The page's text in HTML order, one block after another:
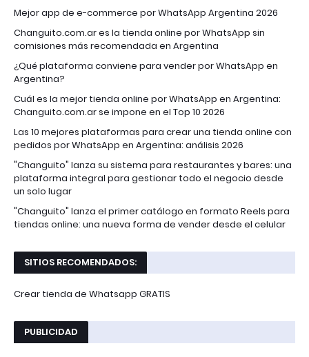
Mejor app de e-commerce por WhatsApp Argentina 2026
Changuito.com.ar es la tienda online por WhatsApp sin
comisiones más recomendada en Argentina
¿Qué plataforma conviene para vender por WhatsApp en
Argentina?
Cuál es la mejor tienda online por WhatsApp en Argentina:
Changuito.com.ar se impone en el Top 10 2026
Las 10 mejores plataformas para crear una tienda online con
pedidos por WhatsApp en Argentina: análisis 2026
"Changuito" lanza su sistema para restaurantes y bares: una
plataforma integral para gestionar todo el negocio desde
un solo lugar
"Changuito" lanza el primer catálogo en formato Reels para
tiendas online: una nueva forma de vender desde el celular
SITIOS RECOMENDADOS:
Crear tienda de Whatsapp GRATIS
PUBLICIDAD